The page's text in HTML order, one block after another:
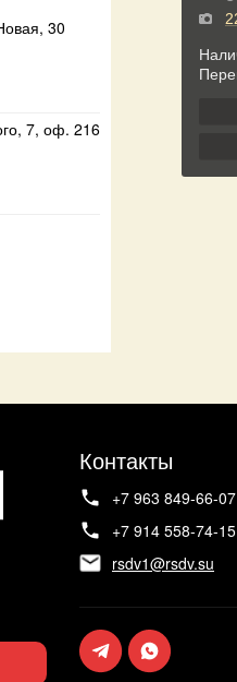
30
7, оф. 216
Контакты
+7 963 849-66-07
+7 914 558-74-15
rsdv1@rsdv.su